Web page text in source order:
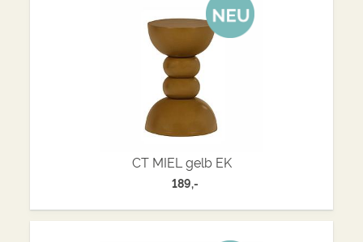
CT MIEL gelb EK
189,-